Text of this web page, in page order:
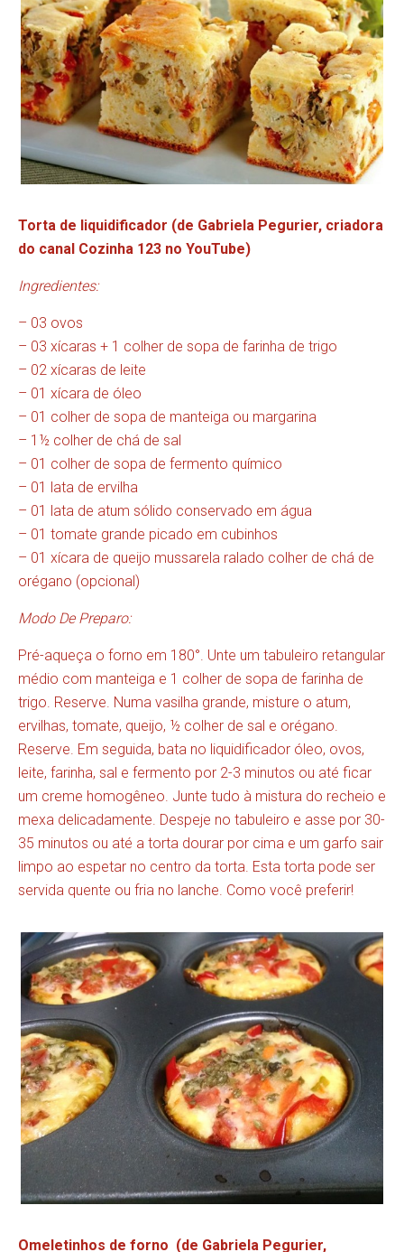
Torta de liquidificador (de Gabriela Pegurier, criadora
do canal Cozinha 123 no YouTube)
Ingredientes:
– 03 ovos
– 03 xícaras + 1 colher de sopa de farinha de trigo
– 02 xícaras de leite
– 01 xícara de óleo
– 01 colher de sopa de manteiga ou margarina
– 1½ colher de chá de sal
– 01 colher de sopa de fermento químico
– 01 lata de ervilha
– 01 lata de atum sólido conservado em água
– 01 tomate grande picado em cubinhos
– 01 xícara de queijo mussarela ralado colher de chá de
orégano (opcional)
Modo De Preparo:
Pré-aqueça o forno em 180°. Unte um tabuleiro retangular
médio com manteiga e 1 colher de sopa de farinha de
trigo. Reserve. Numa vasilha grande, misture o atum,
ervilhas, tomate, queijo, ½ colher de sal e orégano.
Reserve. Em seguida, bata no liquidificador óleo, ovos,
leite, farinha, sal e fermento por 2-3 minutos ou até ficar
um creme homogêneo. Junte tudo à mistura do recheio e
mexa delicadamente. Despeje no tabuleiro e asse por 30-
35 minutos ou até a torta dourar por cima e um garfo sair
limpo ao espetar no centro da torta. Esta torta pode ser
servida quente ou fria no lanche. Como você preferir!
Omeletinhos de forno (de Gabriela Pegurier,